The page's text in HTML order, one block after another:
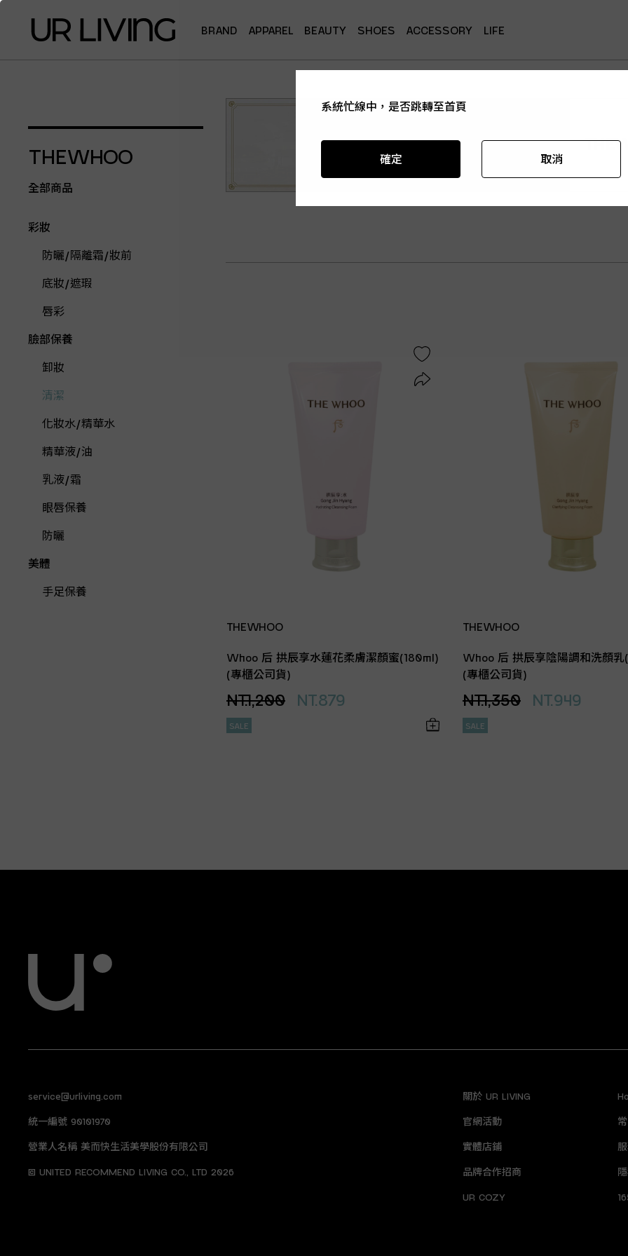
BRAND APPAREL BEAUTY SHOES ACCESSORY LIFE
THEWHOO
全部商品
彩妝
防曬/隔離霜/妝前
底妝/遮瑕
唇彩
臉部保養
卸妝
清潔
化妝水/精華水
精華液/油
乳液/霜
眼唇保養
防曬
美體
手足保養
THEWHOO
Whoo 后 拱辰享水蓮花柔膚潔顏蜜(180ml)
(專櫃公司貨)
NT.1,200 NT.879
SALE
THEWHOO
Whoo 后 拱辰享陰陽調和洗顏乳
(專櫃公司貨)
NT.1,350 NT.949
SALE
service@urliving.com
統一編號 90101970
營業人名稱 美而快生活美學股份有限公司
© UNITED RECOMMEND LIVING CO., LTD 2026
關於 UR LIVING
官網活動
實體店鋪
品牌合作招商
UR COZY
系統忙線中，是否跳轉至首頁
確定 取消
系統忙線中，是否跳轉至首頁
確定 取消
系統忙線中，是否跳轉至首頁
確定 取消
系統忙線中，是否跳轉至首頁
確定 取消
系統忙線中，是否跳轉至首頁
確定 取消